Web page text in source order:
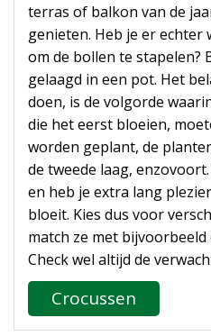
terras of balkon van de
genieten. Heb je er echter
om de bollen te stapelen?
gelaagd in een pot. Het
doen, is de volgorde
die het eerst bloeien,
worden geplant, de
de tweede laag,
en heb je extra lang
bloeit. Kies dus voor
match ze met
Check wel altijd de
Crocussen